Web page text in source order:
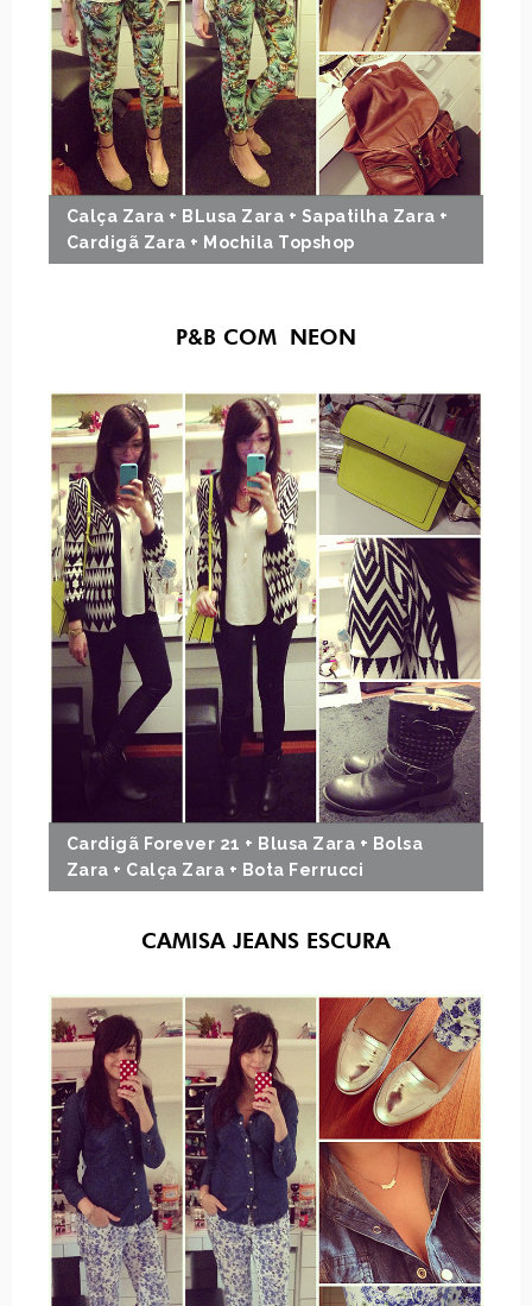
Calça Zara + BLusa Zara + Sapatilha Zara +
Cardigã Zara + Mochila Topshop
P&B COM NEON
Cardigã Forever 21 + Blusa Zara + Bolsa
Zara + Calça Zara + Bota Ferrucci
CAMISA JEANS ESCURA